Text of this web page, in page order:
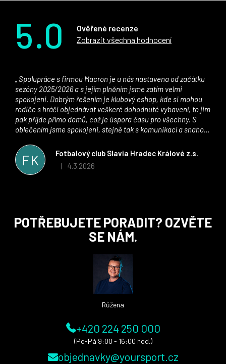
5.0
Ověřené recenze
Zobrazit všechna hodnocení
FK
Fotbalový club Slavia Hradec Králové z.s.
Hodnocení obchodu je 5 z 5 hvězdiček.
| 4.3.2026
sezóny 2025/2026 a s jejím plněním jsme zatím velmi
spokojeni. Dobrým řešením je klubový eshop, kde si mohou
rodiče s hráči objednávat veškeré dohodnuté vybavení, to jim
pak přijde přímo domů, což je úspora času pro všechny. S
oblečením jsme spokojeni, stejně tak s komunikací a snahou
stran. Věříme, že v tomto duchu bude spolupráce pokračovat
i nadále, nyní už začínáme řešit i první sady dresů ;)
POTŘEBUJETE PORADIT? OZVĚTE
SE NÁM.
Růžena
+420 224 250 000
(Po-Pá 9:00 - 16:00 hod.)
objednavky@yoursport.cz